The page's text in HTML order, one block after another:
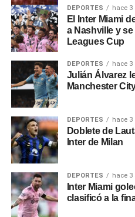
DEPORTES hace 3
El Inter Miami
a Nashville y
Leagues Cup
DEPORTES hace 3
Julián Álvarez
Manchester
DEPORTES hace 3
Doblete de
Inter de Milan
DEPORTES hace 3
Inter Miami
clasificó a la